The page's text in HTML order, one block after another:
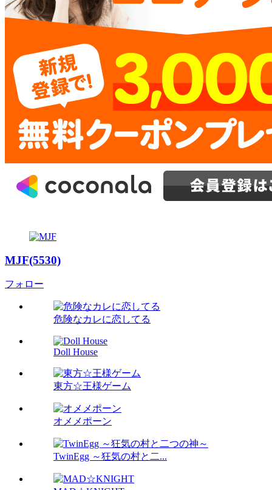
MJF(5530)
フォロー
危険なカレに恋してる
Doll House
東方☆王様ゲーム
オメメポーン
TwinEgg ～狂気の村と二...